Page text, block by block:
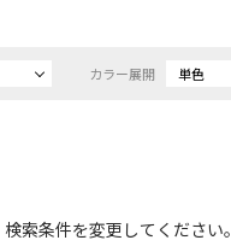
カラー展開 単色
索条件を変更してください。